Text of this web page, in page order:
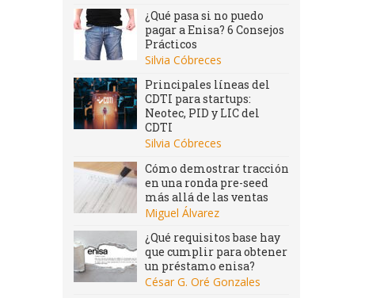
¿Qué pasa si no puedo
pagar a Enisa? 6 Consejos
Prácticos
Silvia Cóbreces
Principales líneas del
CDTI para startups:
Neotec, PID y LIC del
CDTI
Silvia Cóbreces
Cómo demostrar tracción
en una ronda pre-seed
más allá de las ventas
Miguel Álvarez
¿Qué requisitos base hay
que cumplir para obtener
un préstamo enisa?
César G. Oré Gonzales